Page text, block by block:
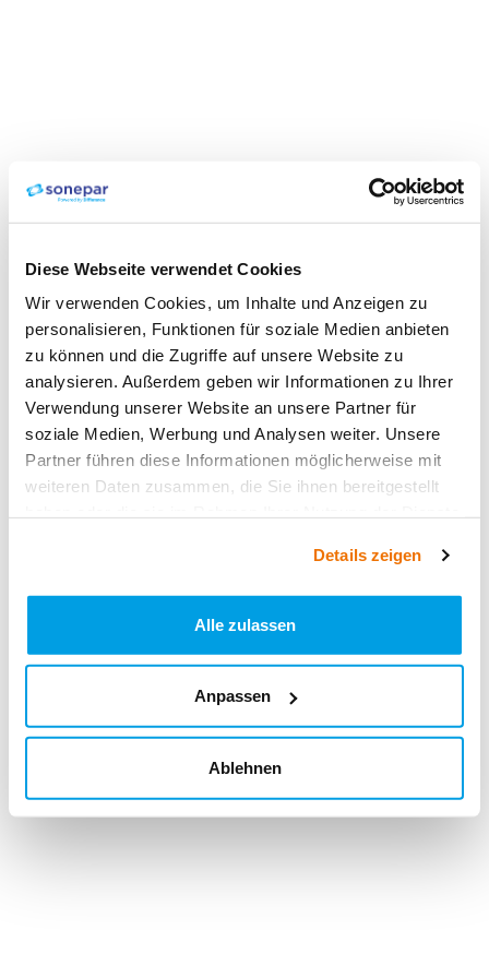
Diese Webseite verwendet Cookies
Wir verwenden Cookies, um Inhalte und Anzeigen zu
personalisieren, Funktionen für soziale Medien anbieten
zu können und die Zugriffe auf unsere Website zu
analysieren. Außerdem geben wir Informationen zu Ihrer
Verwendung unserer Website an unsere Partner für
soziale Medien, Werbung und Analysen weiter. Unsere
Partner führen diese Informationen möglicherweise mit
weiteren Daten zusammen, die Sie ihnen bereitgestellt
Details zeigen
Alle zulassen
Anpassen
Ablehnen